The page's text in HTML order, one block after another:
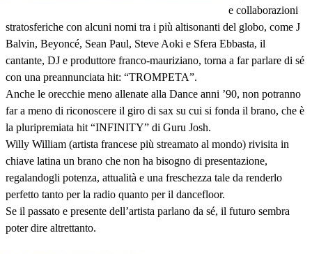
e collaborazioni
stratosferiche con alcuni nomi tra i più altisonanti del globo, come J
Balvin, Beyoncé, Sean Paul, Steve Aoki e Sfera Ebbasta, il
cantante, DJ e produttore franco-mauriziano, torna a far parlare di sé
con una preannunciata hit: “TROMPETA”.
Anche le orecchie meno allenate alla Dance anni ’90, non potranno
far a meno di riconoscere il giro di sax su cui si fonda il brano, che è
la pluripremiata hit “INFINITY” di Guru Josh.
Willy William (artista francese più streamato al mondo) rivisita in
chiave latina un brano che non ha bisogno di presentazione,
regalandogli potenza, attualità e una freschezza tale da renderlo
perfetto tanto per la radio quanto per il dancefloor.
Se il passato e presente dell’artista parlano da sé, il futuro sembra
poter dire altrettanto.